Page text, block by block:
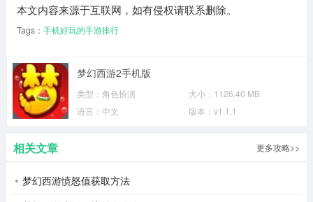
本文内容来源于互联网，如有侵权请联系删除。
Tags： 手机好玩的手游排行
梦幻西游2手机版
类型： 角色扮演 大小： 1126.40 MB
语言： 中文 版本：v1.1.1
相关文章 更多攻略>>
梦幻西游愤怒值获取方法